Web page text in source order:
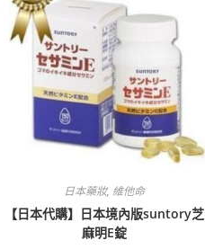
日本藥妝, 維他命
【日本代購】日本境內版suntory芝
麻明E錠